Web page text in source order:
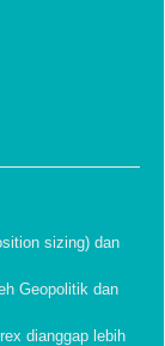
sizing) dan
Geopolitik dan
dianggap lebih